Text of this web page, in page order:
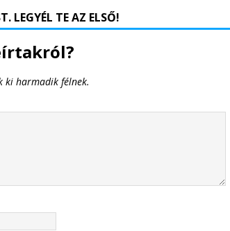
LEGYÉL TE AZ ELSŐ!
ki harmadik félnek.